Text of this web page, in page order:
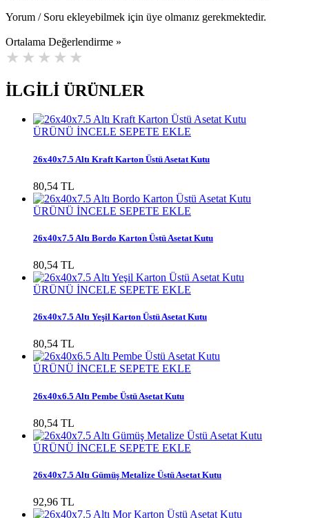
Yorum / Soru ekleyebilmek için üye olmanız gerekmektedir.
Ortalama Değerlendirme »
İLGİLİ ÜRÜNLER
ÜRÜNÜ İNCELE SEPETE EKLE
26x40x7.5 Altı Kraft Karton Üstü Asetat Kutu
80,54 TL
ÜRÜNÜ İNCELE SEPETE EKLE
26x40x7.5 Altı Bordo Karton Üstü Asetat Kutu
80,54 TL
ÜRÜNÜ İNCELE SEPETE EKLE
26x40x7.5 Altı Yeşil Karton Üstü Asetat Kutu
80,54 TL
ÜRÜNÜ İNCELE SEPETE EKLE
26x40x6.5 Altı Pembe Üstü Asetat Kutu
80,54 TL
ÜRÜNÜ İNCELE SEPETE EKLE
26x40x7.5 Altı Gümüş Metalize Üstü Asetat Kutu
92,96 TL